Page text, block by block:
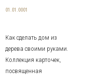
01.01.0001
Как сделать дом из
дерева своими руками.
Коллекция карточек,
посвященная